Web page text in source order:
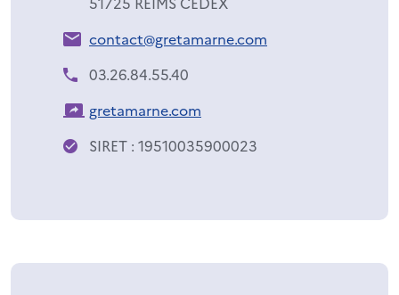
contact@gretamarne.com
03.26.84.55.40
gretamarne.com
SIRET : 19510035900023